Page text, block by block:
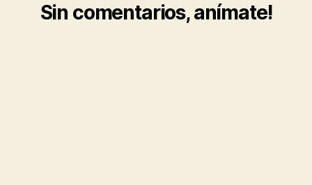
Sin comentarios, anímate!